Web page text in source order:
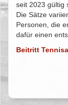
seit 2023 gültig
Die Sätze
Personen, die
dafür einen
Beitritt